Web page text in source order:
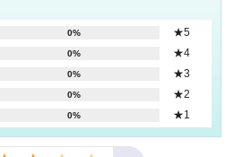
0% ★5
0% ★4
0% ★3
0% ★2
0% ★1